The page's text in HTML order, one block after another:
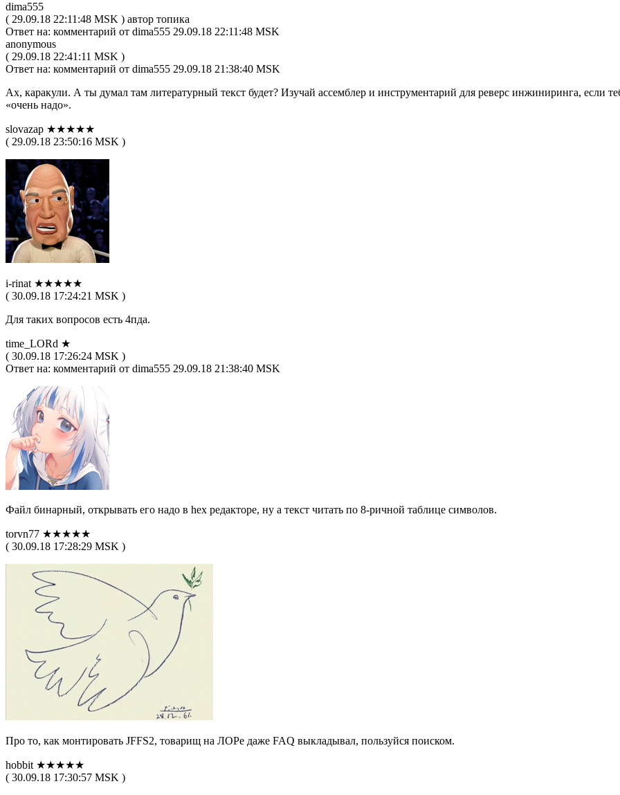
dima555
( 29.09.18 22:11:48 MSK ) автор топика
Ответ на: комментарий от dima555 29.09.18 22:11:48 MSK
anonymous
( 29.09.18 22:41:11 MSK )
Ответ на: комментарий от dima555 29.09.18 21:38:40 MSK
Ах, каракули. А ты думал там литературный текст будет? Изучай ассемблер и инструментарий для реверс инжиниринга, если
«очень надо».
slovazap ★★★★★
( 29.09.18 23:50:16 MSK )
i-rinat ★★★★★
( 30.09.18 17:24:21 MSK )
Для таких вопросов есть 4пда.
time_LORd ★
( 30.09.18 17:26:24 MSK )
Ответ на: комментарий от dima555 29.09.18 21:38:40 MSK
Файл бинарный, открывать его надо в hex редакторе, ну а текст читать по 8-ричной таблице символов.
torvn77 ★★★★★
( 30.09.18 17:28:29 MSK )
Про то, как монтировать JFFS2, товарищ на ЛОРе даже FAQ выкладывал, пользуйся поиском.
hobbit ★★★★★
( 30.09.18 17:30:57 MSK )